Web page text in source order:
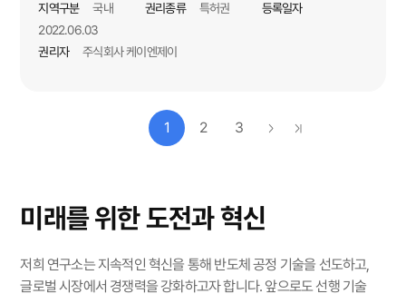
지역구분 국내 권리종류 특허권
등록일자
2022.06.03
권리자
주식회사 케이엔제이
1 2 3
미래를 위한 도전과 혁신
저희 연구소는 지속적인 혁신을 통해 반도체 공정 기술을 선도하고,
글로벌 시장에서 경쟁력을 강화하고자 합니다. 앞으로도 선행 기술